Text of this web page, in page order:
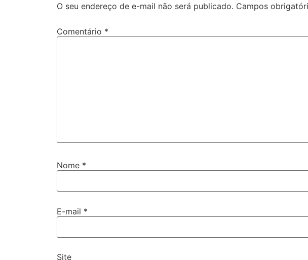
O seu endereço de e-mail não será publicado. Campos
Comentário *
Nome *
E-mail *
Site